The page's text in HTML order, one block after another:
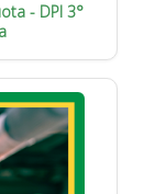
- DPI 3°